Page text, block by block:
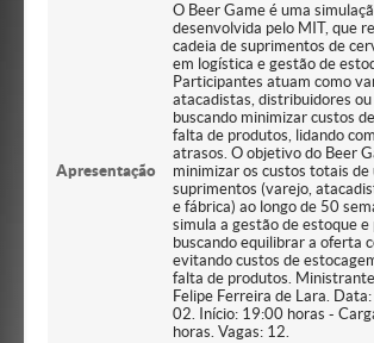
Apresentação
O Beer Game é uma
desenvolvida pelo MIT, que
cadeia de suprimentos de
em logística e gestão de
Participantes atuam como
atacadistas, distribuidores ou
buscando minimizar custos
falta de produtos, lidando
atrasos. O objetivo do Beer
minimizar os custos totais de
suprimentos (varejo,
e fábrica) ao longo de 50
simula a gestão de estoque e
buscando equilibrar a oferta
evitando custos de
falta de produtos.
Felipe Ferreira de Lara.
02. Início: 19:00 horas -
horas. Vagas: 12.